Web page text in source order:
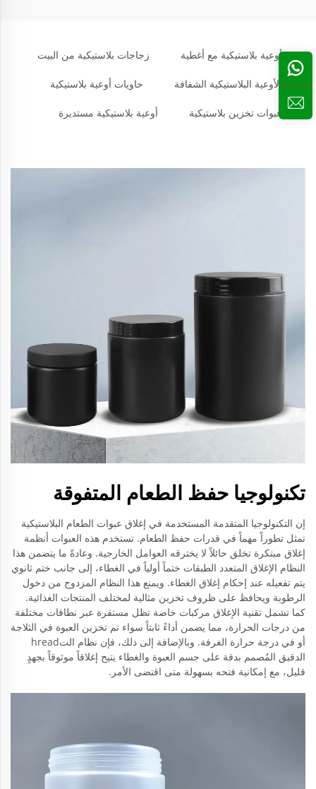
أوعية بلاستيكية مع أغطية زجاجات بلاستيكية من البيت
الأوعية البلاستيكية الشفافة حاويات أوعية بلاستيكية
عبوات تخزين بلاستيكية أوعية بلاستيكية مستديرة
تكنولوجيا حفظ الطعام المتفوقة
إن التكنولوجيا المتقدمة المستخدمة في إغلاق عبوات الطعام البلاستيكية
تمثل تطوراً مهماً في قدرات حفظ الطعام. تستخدم هذه العبوات أنظمة
إغلاق مبتكرة تخلق حائلاً لا يخترقه العوامل الخارجية. وعادةً ما يتضمن هذا
النظام الإغلاق المتعدد الطبقات ختماً أولياً في الغطاء، إلى جانب ختم ثانوي
يتم تفعيله عند إحكام إغلاق الغطاء. ويمنع هذا النظام المزدوج من دخول
الرطوبة ويحافظ على ظروف تخزين مثالية لمختلف المنتجات الغذائية.
كما تشمل تقنية الإغلاق مركبات خاصة تظل مستقرة عبر نطاقات مختلفة
من درجات الحرارة، مما يضمن أداءً ثابتاً سواء تم تخزين العبوة في الثلاجة
أو في درجة حرارة الغرفة. وبالإضافة إلى ذلك، فإن نظام التhread
الدقيق المُصمم بدقة على جسم العبوة والغطاء يتيح إغلاقاً موثوقاً بجهدٍ
قليل، مع إمكانية فتحه بسهولة متى اقتضى الأمر.